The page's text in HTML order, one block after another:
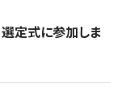
定式に参加しま